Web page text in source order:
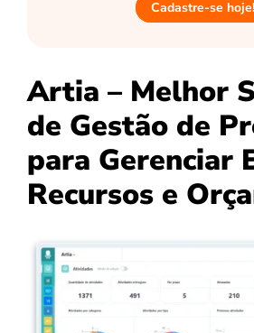
Cadastre-se hoje!
Artia – Melhor
de Gestão de
para Gerenciar
Recursos e